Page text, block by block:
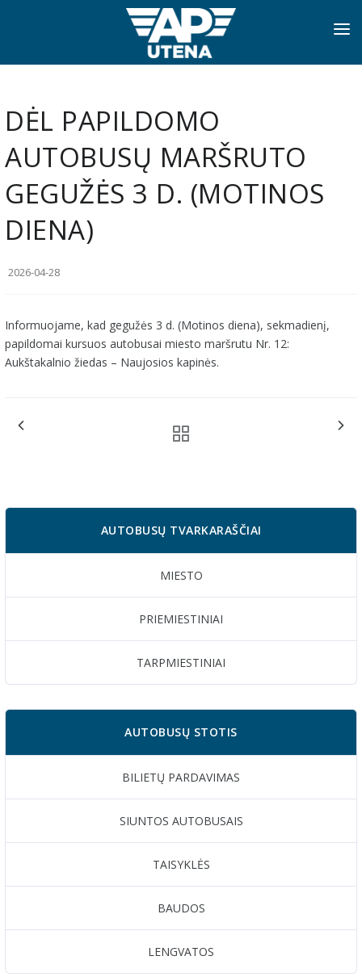
PRADINIS
INFORMACIJA
TVARKARAŠČIAI
NAUJIENOS
PASLAUGOS
KONTAKTAI
DĖL PAPILDOMO
AUTOBUSŲ MARŠRUTO
GEGUŽĖS 3 D. (MOTINOS
DIENA)
2026-04-28
Informuojame, kad gegužės 3 d. (Motinos diena), sekmadienį,
papildomai kursuos autobusai miesto maršrutu Nr. 12:
Aukštakalnio žiedas – Naujosios kapinės.
AUTOBUSŲ TVARKARAŠČIAI
MIESTO
PRIEMIESTINIAI
TARPMIESTINIAI
AUTOBUSŲ STOTIS
BILIETŲ PARDAVIMAS
SIUNTOS AUTOBUSAIS
TAISYKLĖS
BAUDOS
LENGVATOS